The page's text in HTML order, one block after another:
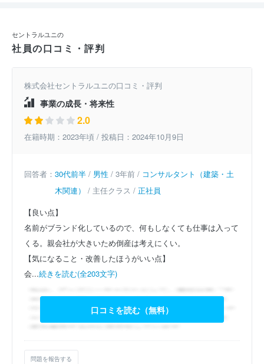
セントラルユニの
社員の口コミ・評判
株式会社セントラルユニの口コミ・評判
事業の成長・将来性
2.0
在籍時期：2023年頃 / 投稿日：2024年10月9日
回答者： 30代前半 / 男性 / 3年前 / コンサルタント（建築・土
木関連）
/ 主任クラス / 正社員
【良い点】
名前がブランド化しているので、何もしなくても仕事は入って
くる。親会社が大きいため倒産は考えにくい。
【気になること・改善したほうがいい点】
会...続きを読む(全203文字)
口コミを読む（無料）
問題を報告する